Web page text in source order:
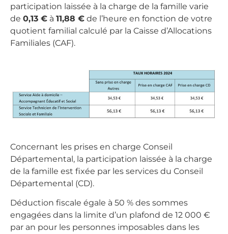
participation laissée à la charge de la famille varie
de 0,13 € à 11,88 € de l’heure en fonction de votre
quotient familial calculé par la Caisse d’Allocations
Familiales (CAF).
Concernant les prises en charge Conseil
Départemental, la participation laissée à la charge
de la famille est fixée par les services du Conseil
Départemental (CD).
Déduction fiscale égale à 50 % des sommes
engagées dans la limite d’un plafond de 12 000 €
par an pour les personnes imposables dans les